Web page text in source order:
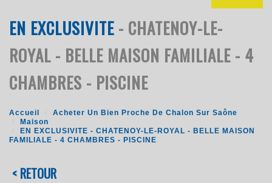
EN EXCLUSIVITE - CHATENOY-LE-
ROYAL - BELLE MAISON FAMILIALE - 4
CHAMBRES - PISCINE
Accueil
Acheter Un Bien Proche De Chalon Sur Saône
Maison
EN EXCLUSIVITE - CHATENOY-LE-ROYAL - BELLE MAISON
FAMILIALE - 4 CHAMBRES - PISCINE
< RETOUR